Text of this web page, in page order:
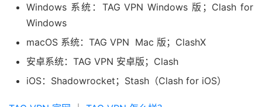
Windows 系统：TAG VPN Windows 版；Clash for
Windows
macOS 系统：TAG VPN Mac 版；ClashX
安卓系统：TAG VPN 安卓版；Clash
iOS：Shadowrocket；Stash（Clash for iOS）